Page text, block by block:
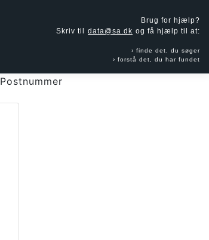
Brug for hjælp?
Skriv til data@sa.dk og få hjælp til at:
finde det, du søger
forstå det, du har fundet
Postnummer